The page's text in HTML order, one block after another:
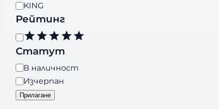
KING
Рейтинг
Р
е
т
и
н
Статут
Н
а
л
и
В наличност
Изчерпан
Прилагане